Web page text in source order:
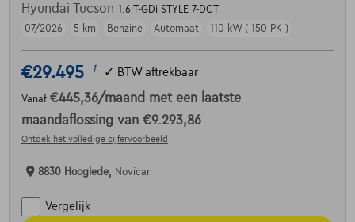
Hyundai Tucson 1.6 T-GDi STYLE 7-DCT
07/2026
5 km Benzine Automaat 110 kW ( 150 PK )
€29.495 1 ✓ BTW aftrekbaar
Vanaf €445,36/maand met een laatste
maandaflossing van €9.293,86
Ontdek het volledige cijfervoorbeeld
8830 Hooglede, Novicar
Vergelijk